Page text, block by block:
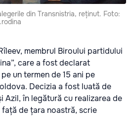
din Transnistria, reținut. Foto:
membrul Biroului partidului
care a fost declarat
un termen de 15 ani pe
Decizia a fost luată de
Azil, în legătură cu realizarea de
de țara noastră, scrie